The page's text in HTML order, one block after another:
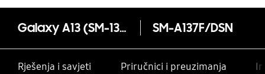
Galaxy A13 (SM-137F) SM-A137F/DSN
Rješenja i savjeti Priručnici i preuzimanja